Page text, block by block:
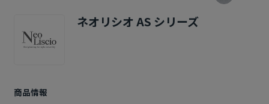
ネオリシオ AS シリーズ
商品情報